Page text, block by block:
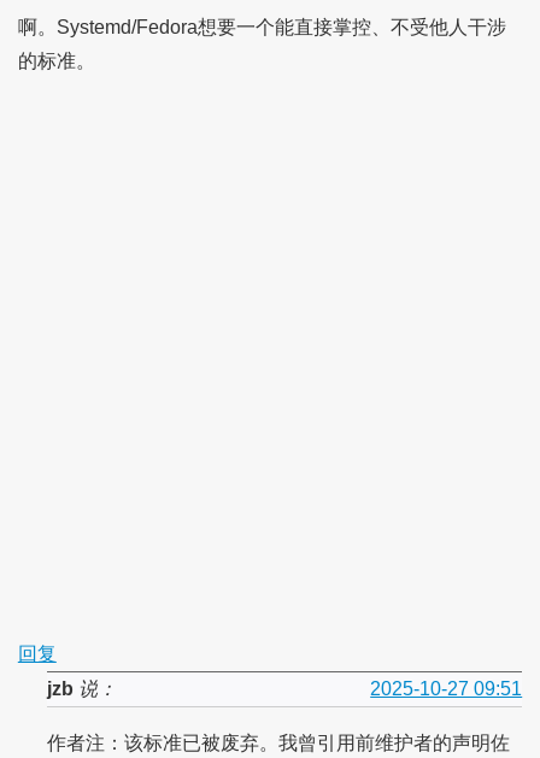
啊。Systemd/Fedora想要一个能直接掌控、不受他人干涉
的标准。
回复
jzb 说： 2025-10-27 09:51
作者注：该标准已被废弃。我曾引用前维护者的声明佐